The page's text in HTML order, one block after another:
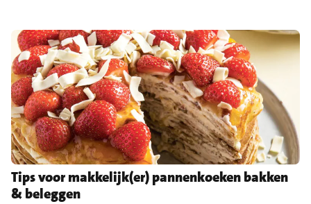
Tips voor makkelijk(er) pannenkoeken bakken
& beleggen